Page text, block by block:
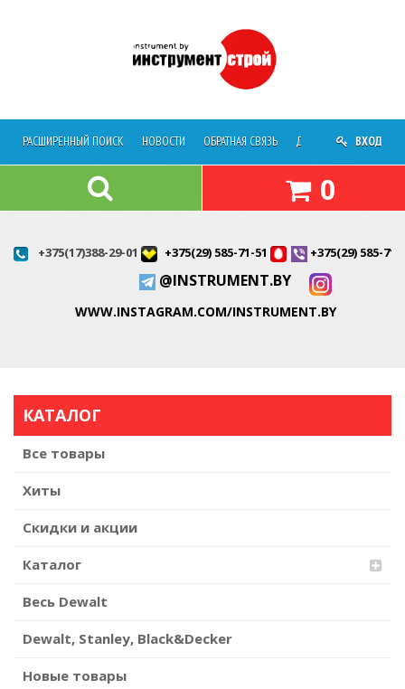
РАСШИРЕННЫЙ ПОИСК НОВОСТИ ОБРАТНАЯ СВЯЗЬ ДОСТАВКА О
ВХОД
0
+375(17)388-29-01 +375(29) 585-71-51 +375(29) 585-71-
@INSTRUMENT.BY
WWW.INSTAGRAM.COM/INSTRUMENT.BY
КАТАЛОГ
Все товары
Хиты
Скидки и акции
Каталог
Весь Dewalt
Dewalt, Stanley, Black&Decker
Новые товары